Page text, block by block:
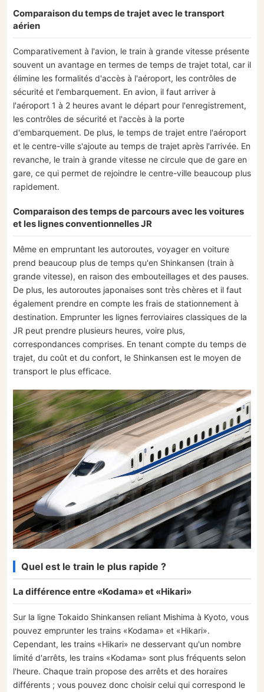
Comparaison du temps de trajet avec le transport
aérien
Comparativement à l'avion, le train à grande vitesse présente
souvent un avantage en termes de temps de trajet total, car il
élimine les formalités d'accès à l'aéroport, les contrôles de
sécurité et l'embarquement. En avion, il faut arriver à
l'aéroport 1 à 2 heures avant le départ pour l'enregistrement,
les contrôles de sécurité et l'accès à la porte
d'embarquement. De plus, le temps de trajet entre l'aéroport
et le centre-ville s'ajoute au temps de trajet après l'arrivée. En
revanche, le train à grande vitesse ne circule que de gare en
gare, ce qui permet de rejoindre le centre-ville beaucoup plus
rapidement.
Comparaison des temps de parcours avec les voitures
et les lignes conventionnelles JR
Même en empruntant les autoroutes, voyager en voiture
prend beaucoup plus de temps qu'en Shinkansen (train à
grande vitesse), en raison des embouteillages et des pauses.
De plus, les autoroutes japonaises sont très chères et il faut
également prendre en compte les frais de stationnement à
destination. Emprunter les lignes ferroviaires classiques de la
JR peut prendre plusieurs heures, voire plus,
correspondances comprises. En tenant compte du temps de
trajet, du coût et du confort, le Shinkansen est le moyen de
transport le plus efficace.
Quel est le train le plus rapide ?
La différence entre «Kodama» et «Hikari»
Sur la ligne Tokaido Shinkansen reliant Mishima à Kyoto, vous
pouvez emprunter les trains «Kodama» et «Hikari».
Cependant, les trains «Hikari» ne desservant qu'un nombre
limité d'arrêts, les trains «Kodama» sont plus fréquents selon
l'heure. Chaque train propose des arrêts et des horaires
différents ; vous pouvez donc choisir celui qui correspond le